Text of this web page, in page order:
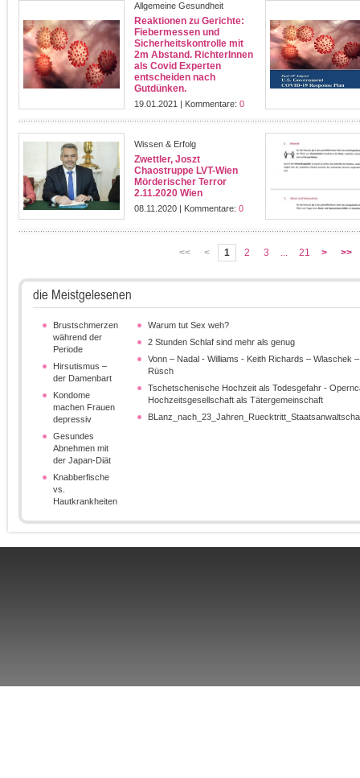
Allgemeine Gesundheit
Reaktionen zu Gerichte:
Fiebermessen und
Sicherheitskontrolle mit
2m Abstand. RichterInnen
als Covid Experten
entscheiden nach
Gutdünken.
19.01.2021 | Kommentare: 0
Wissen & Erfolg
Zwettler, Joszt
Chaostruppe LVT-Wien
Mörderischer Terror
2.11.2020 Wien
08.11.2020 | Kommentare: 0
<< < 1 2 3 ... 21 > >>
die Meistgelesenen
Brustschmerzen
während der
Periode
Hirsutismus –
der Damenbart
Kondome
machen Frauen
depressiv
Gesundes
Abnehmen mit
der Japan-Diät
Knabberfische
vs.
Hautkrankheiten
Warum tut Sex weh?
2 Stunden Schlaf sind mehr als genug
Vonn – Nadal - Williams - Keith Richards – Wlaschek
Rüsch
Tschetschenische Hochzeit als Todesgefahr -
Hochzeitsgesellschaft als Tätergemeinschaft